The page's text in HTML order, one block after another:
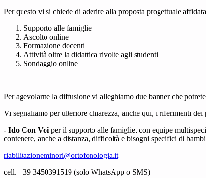
Per questo vi si chiede di aderire alla proposta progettuale
Supporto alle famiglie
Ascolto online
Formazione docenti
Attività oltre la didattica rivolte agli studenti
Sondaggio online
Per agevolarne la diffusione vi alleghiamo due banner che
Vi segnaliamo per ulteriore chiarezza, anche qui, i riferimenti dei
- Ido Con Voi per il supporto alle famiglie, con equipe
contenere, anche a distanza, difficoltà e bisogni specifici di
riabilitazioneminori@ortofonologia.it
cell. +39 3450391519 (solo WhatsApp o SMS)